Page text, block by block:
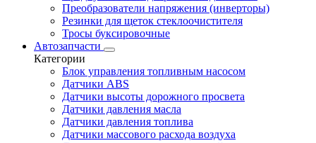
Преобразователи напряжения (инверторы)
Резинки для щеток стеклоочистителя
Тросы буксировочные
Автозапчасти
Категории
Блок управления топливным насосом
Датчики ABS
Датчики высоты дорожного просвета
Датчики давления масла
Датчики давления топлива
Датчики массового расхода воздуха